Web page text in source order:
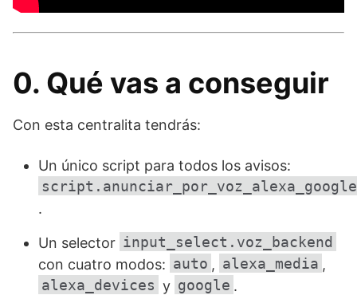
0. Qué vas a conseguir
Con esta centralita tendrás:
Un único script para todos los avisos:
.
Un selector input_select.voz_backend
con cuatro modos: auto , alexa_media ,
alexa_devices y google .